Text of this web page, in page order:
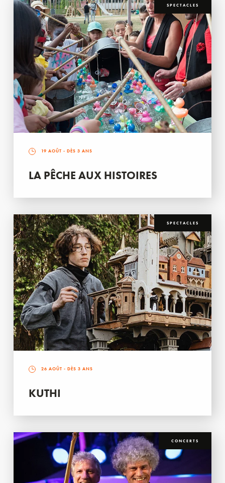
SPECTACLES
19 AOÛT - DÈS 3 ANS
LA PÊCHE AUX HISTOIRES
SPECTACLES
26 AOÛT - DÈS 3 ANS
KUTHI
CONCERTS